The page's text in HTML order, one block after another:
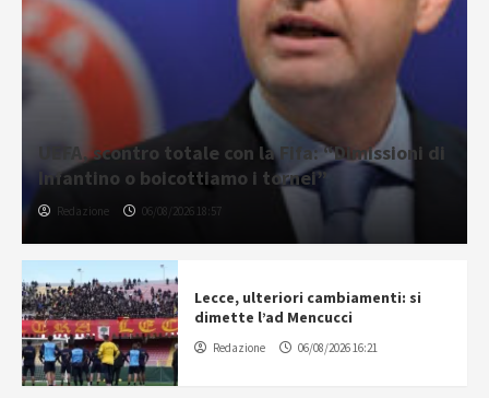
UEFA, scontro totale con la Fifa: “Dimissioni di
Infantino o boicottiamo i tornei”
Redazione 06/08/2026 18:57
Lecce, ulteriori cambiamenti: si
dimette l’ad Mencucci
Redazione 06/08/2026 16:21